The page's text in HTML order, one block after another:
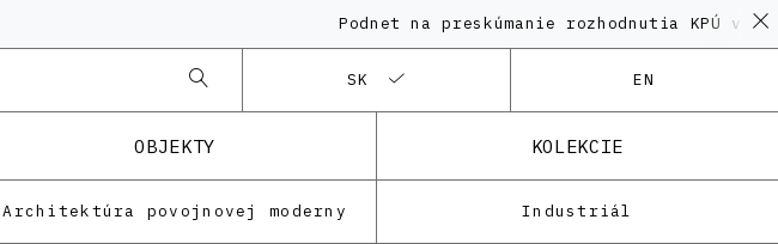
Podnet na preskúmanie rozhodnutia KPÚ vo
SK EN
OBJEKTY KOLEKCIE
Architektúra povojnovej moderny Industriál